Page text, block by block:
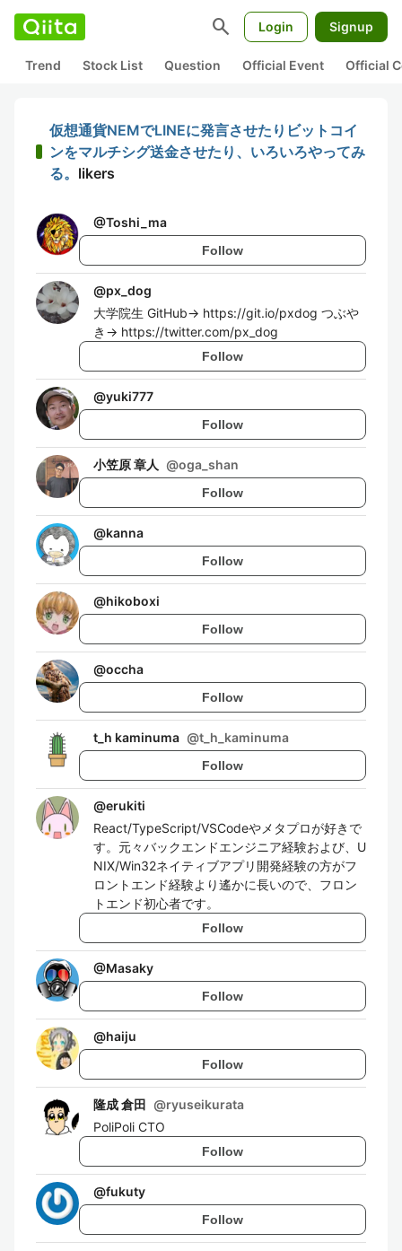
search Login Signup
Trend Stock List Question Official Event Official
仮想通貨NEMでLINEに発言させたりビットコイ
ンをマルチシグ送金させたり、いろいろやってみ
る。 likers
@Toshi_ma
Follow
@px_dog
大学院生 GitHub→ https://git.io/pxdog つぶや
き→ https://twitter.com/px_dog
Follow
@yuki777
Follow
小笠原 章人 @oga_shan
Follow
@kanna
Follow
@hikoboxi
Follow
@occha
Follow
t_h kaminuma @t_h_kaminuma
Follow
@erukiti
React/TypeScript/VSCodeやメタプロが好きで
す。元々バックエンドエンジニア経験および、U
NIX/Win32ネイティブアプリ開発経験の方がフ
ロントエンド経験より遙かに長いので、フロン
トエンド初心者です。
Follow
@Masaky
Follow
@haiju
Follow
隆成 倉田 @ryuseikurata
PoliPoli CTO
Follow
@fukuty
Follow